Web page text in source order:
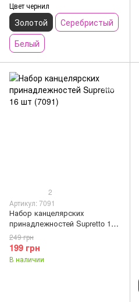
Цвет чернил
Золотой
Серебристый
Белый
2
Артикул: 7091
Набор канцелярских
принадлежностей Supretto 16
шт (7091)
199 грн
249 грн
В наличии